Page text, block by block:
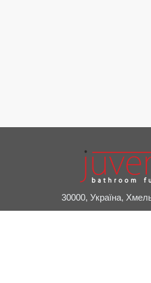
30000, Україна,